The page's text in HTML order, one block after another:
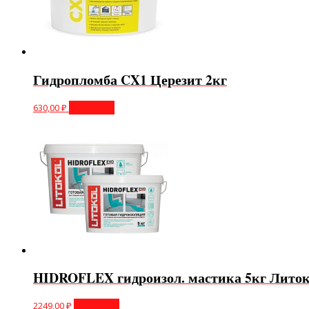
Гидропломба CX1 Церезит 2кг
630,00₽
HIDROFLEX гидроизол. мастика 5кг
2249,00₽